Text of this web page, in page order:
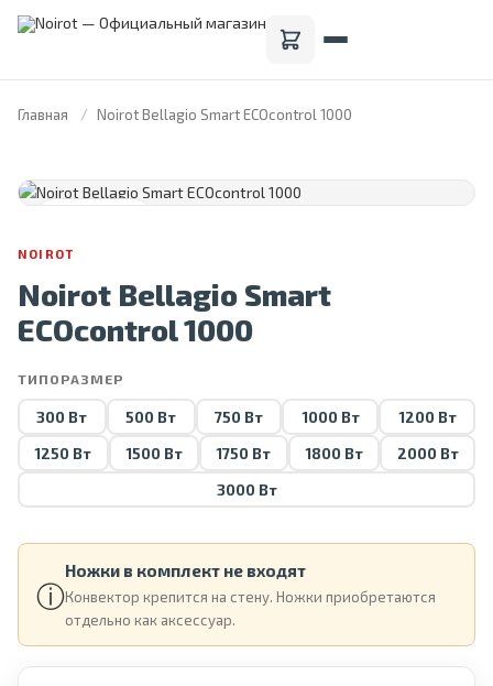
Главная Noirot Bellagio Smart ECOcontrol 1000
NOIROT
Noirot Bellagio Smart
ECOcontrol 1000
ТИПОРАЗМЕР
300 Вт 500 Вт 750 Вт 1000 Вт
1200 Вт
1250 Вт
1500 Вт 1750 Вт 1800 Вт
2000 Вт
3000 Вт
ⓘ
Ножки в комплект не входят
Конвектор крепится на стену. Ножки приобретаются
отдельно как аксессуар.